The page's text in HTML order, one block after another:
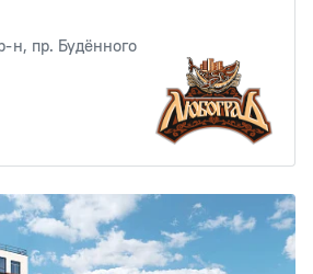
н, пр. Будённого